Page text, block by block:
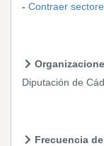
Contraer
Diputación de
Frecuencia